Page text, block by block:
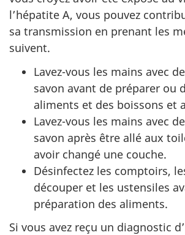
l’hépatite A, vous pouvez
sa transmission en prenant les
suivent.
Lavez-vous les mains avec
savon avant de préparer ou
aliments et des boissons et
Lavez-vous les mains avec
savon après être allé aux
avoir changé une couche.
Désinfectez les comptoirs,
découper et les ustensiles
préparation des aliments.
Si vous avez reçu un diagnostic